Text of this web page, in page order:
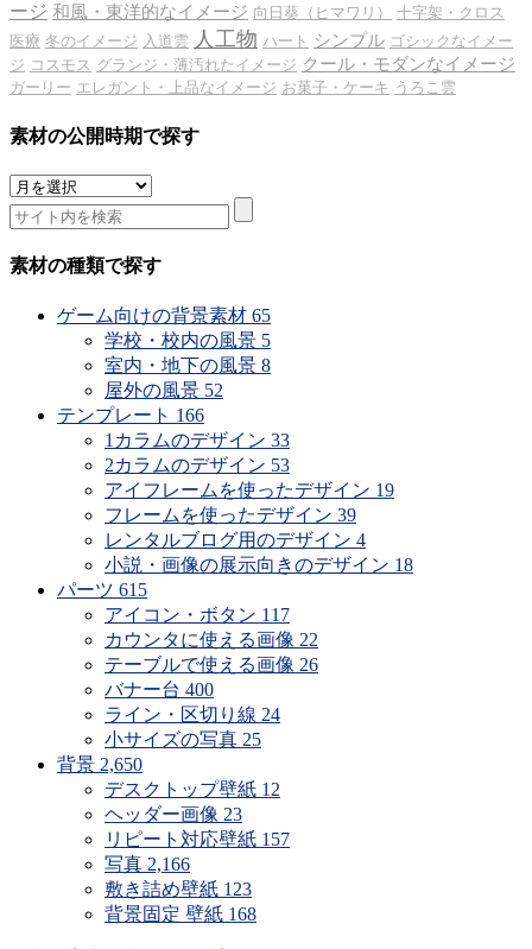
ージ 和風・東洋的なイメージ 向日葵（ヒマワリ）
十字架・クロス
医療 冬のイメージ 入道雲 人工物 ハート シンプル ゴシックなイメー
ジ コスモス グランジ・薄汚れたイメージ クール・モダンなイメージ
ガーリー エレガント・上品なイメージ お菓子・ケーキ うろこ雲
素材の公開時期で探す
素
材
の
公
素材の種類で探す
ゲーム向けの背景素材 65
学校・校内の風景 5
室内・地下の風景 8
屋外の風景 52
テンプレート 166
1カラムのデザイン 33
2カラムのデザイン 53
アイフレームを使ったデザイン 19
フレームを使ったデザイン 39
レンタルブログ用のデザイン 4
小説・画像の展示向きのデザイン 18
パーツ 615
アイコン・ボタン 117
カウンタに使える画像 22
テーブルで使える画像 26
バナー台 400
ライン・区切り線 24
小サイズの写真 25
背景 2,650
デスクトップ壁紙 12
ヘッダー画像 23
リピート対応壁紙 157
写真 2,166
敷き詰め壁紙 123
背景固定 壁紙 168